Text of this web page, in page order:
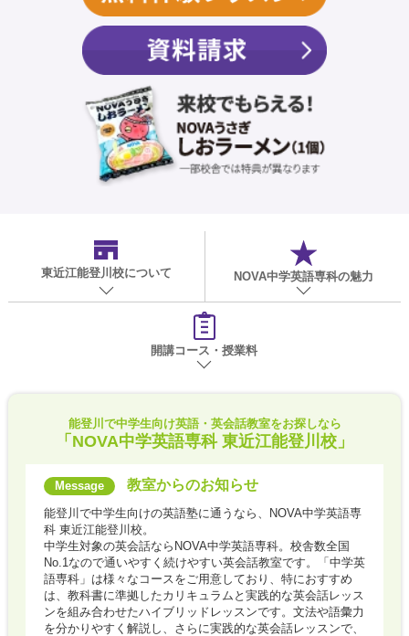
東近江能登川校について NOVA中学英語専科の魅力
開講コース・授業料
能登川で中学生向け英語・英会話教室をお探しなら
「NOVA中学英語専科 東近江能登川校」
教室からのお知らせ
能登川で中学生向けの英語塾に通うなら、NOVA中学英語専
科 東近江能登川校。
中学生対象の英会話ならNOVA中学英語専科。校舎数全国
No.1なので通いやすく続けやすい英会話教室です。「中学英
語専科」は様々なコースをご用意しており、特におすすめ
は、教科書に準拠したカリキュラムと実践的な英会話レッス
ンを組み合わせたハイブリッドレッスンです。文法や語彙力
を分かりやすく解説し、さらに実践的な英会話レッスンで、